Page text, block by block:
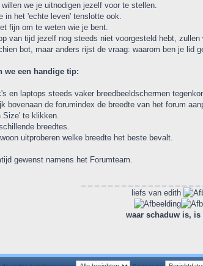
we je uitnodigen jezelf voor te stellen.
in het 'echte leven' tenslotte ook.
fijn om te weten wie je bent.
van tijd jezelf nog steeds niet voorgesteld hebt, zullen
bot, maar anders rijst de vraag: waarom ben je lid
we een handige tip:
en laptops steeds vaker breedbeeldschermen
bovenaan de forumindex de breedte van het forum
Size' te klikken.
breedtes.
uitproberen welke breedte het beste bevalt.
gewenst namens het Forumteam.
liefs van edith
waar schaduw is,